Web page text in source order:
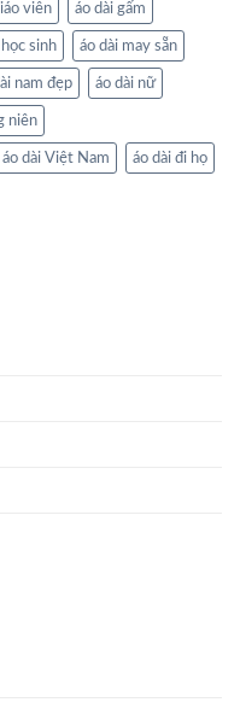
viên áo dài gấm
sinh áo dài may sẵn
nam đẹp áo dài nữ
niên
áo dài Việt Nam áo dài đi họ